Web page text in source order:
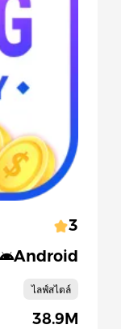
3
Android
ไลฟ์สไตล์
38.9M